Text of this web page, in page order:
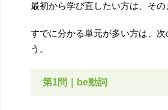
最初から学び直したい方は、その
すでに分かる単元が多い方は、
う。
第1問｜be動詞